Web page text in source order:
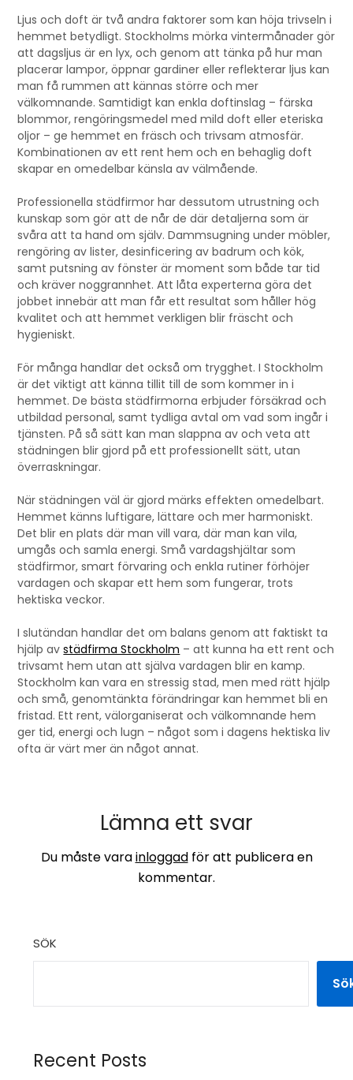
Ljus och doft är två andra faktorer som kan höja trivseln i
hemmet betydligt. Stockholms mörka vintermånader gör
att dagsljus är en lyx, och genom att tänka på hur man
placerar lampor, öppnar gardiner eller reflekterar ljus kan
man få rummen att kännas större och mer
välkomnande. Samtidigt kan enkla doftinslag – färska
blommor, rengöringsmedel med mild doft eller eteriska
oljor – ge hemmet en fräsch och trivsam atmosfär.
Kombinationen av ett rent hem och en behaglig doft
skapar en omedelbar känsla av välmående.
Professionella städfirmor har dessutom utrustning och
kunskap som gör att de når de där detaljerna som är
svåra att ta hand om själv. Dammsugning under möbler,
rengöring av lister, desinficering av badrum och kök,
samt putsning av fönster är moment som både tar tid
och kräver noggrannhet. Att låta experterna göra det
jobbet innebär att man får ett resultat som håller hög
kvalitet och att hemmet verkligen blir fräscht och
hygieniskt.
För många handlar det också om trygghet. I Stockholm
är det viktigt att känna tillit till de som kommer in i
hemmet. De bästa städfirmorna erbjuder försäkrad och
utbildad personal, samt tydliga avtal om vad som ingår i
tjänsten. På så sätt kan man slappna av och veta att
städningen blir gjord på ett professionellt sätt, utan
överraskningar.
När städningen väl är gjord märks effekten omedelbart.
Hemmet känns luftigare, lättare och mer harmoniskt.
Det blir en plats där man vill vara, där man kan vila,
umgås och samla energi. Små vardagshjältar som
städfirmor, smart förvaring och enkla rutiner förhöjer
vardagen och skapar ett hem som fungerar, trots
hektiska veckor.
I slutändan handlar det om balans genom att faktiskt ta
hjälp avstädfirma Stockholm – att kunna ha ett rent och
trivsamt hem utan att själva vardagen blir en kamp.
Stockholm kan vara en stressig stad, men med rätt hjälp
och små, genomtänkta förändringar kan hemmet bli en
fristad. Ett rent, välorganiserat och välkomnande hem
ger tid, energi och lugn – något som i dagens hektiska liv
ofta är värt mer än något annat.
Lämna ett svar
Du måste varainloggadför att publicera en
kommentar.
SÖK
Recent Posts